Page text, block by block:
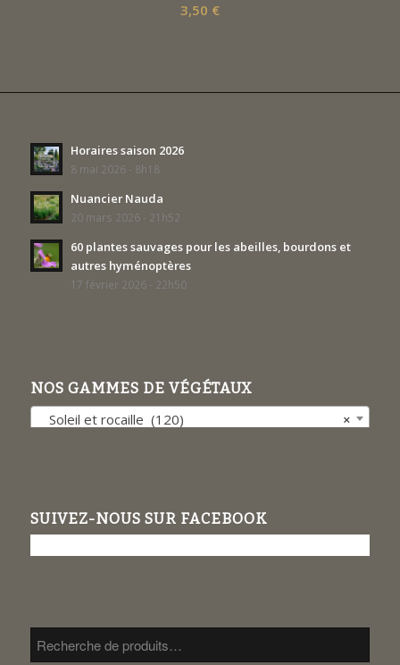
3,50 €
Horaires saison 2026
8 mai 2026 - 8h18
Nuancier Nauda
20 mars 2026 - 21h52
60 plantes sauvages pour les abeilles, bourdons et
autres hyménoptères
17 février 2026 - 22h50
NOS GAMMES DE VÉGÉTAUX
×
Soleil et rocaille (120)
SUIVEZ-NOUS SUR FACEBOOK